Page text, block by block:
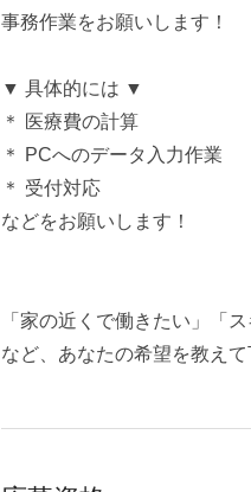
事務作業をお願いします！
▼ 具体的には ▼
＊ 医療費の計算
＊ PCへのデータ入力作業
＊ 受付対応
などをお願いします！
「家の近くで働きたい」「
など、あなたの希望を教え